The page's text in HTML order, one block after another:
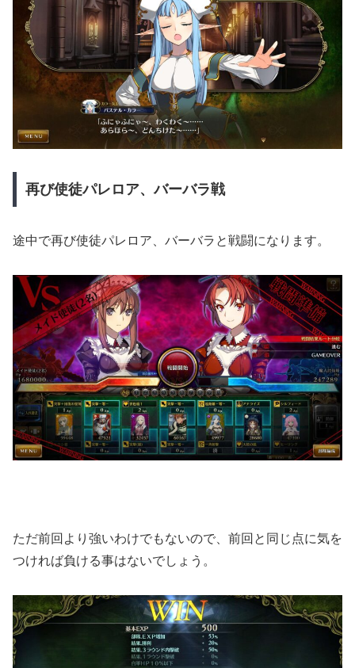
再び使徒パレロア、バーバラ戦
途中で再び使徒パレロア、バーバラと戦闘になります。
ただ前回より強いわけでもないので、前回と同じ点に気を
つければ負ける事はないでしょう。